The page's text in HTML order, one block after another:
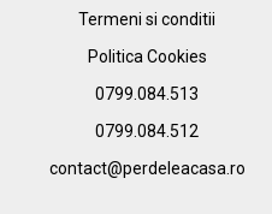
Termeni si conditii
Politica Cookies
0799.084.513
0799.084.512
contact@perdeleacasa.ro